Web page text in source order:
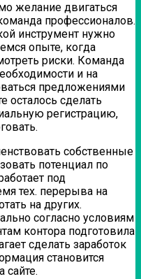
желание двигаться
профессионалов.
инструмент нужно
опыте, когда
риски. Команда
и на
предложениями
осталось сделать
регистрацию,
собственные
потенциал по
под
тех. перерыва на
на других.
согласно условиям
контора подготовила
сделать заработок
становится
сайте.